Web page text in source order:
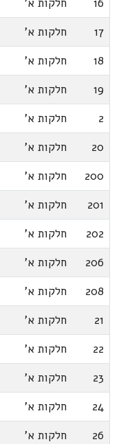
17
חלקות א'
18
חלקות א'
19
חלקות א'
2
חלקות א'
20
חלקות א'
200
חלקות א'
201
חלקות א'
202
חלקות א'
206
חלקות א'
208
חלקות א'
21
חלקות א'
22
חלקות א'
23
חלקות א'
24
חלקות א'
26
חלקות א'